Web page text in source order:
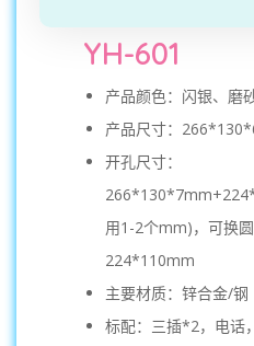
YH-601
产品颜色：闪银、磨
产品尺寸：
开孔尺寸：
用1-2个mm)，可换
224*110mm
主要材质：锌合金/钢
标配：三插*2，电话